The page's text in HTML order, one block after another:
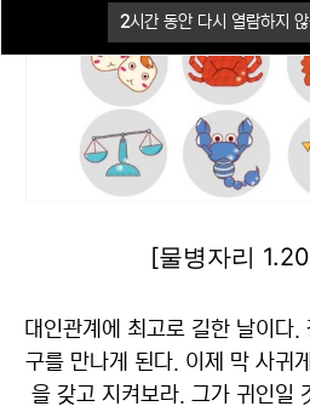
2시간 동안 다시 열람하지
[물병자리
대인관계에 최고로 길한 날이다.
구를 만나게 된다. 이제 막 사귀
을 갖고 지켜보라. 그가 귀인일